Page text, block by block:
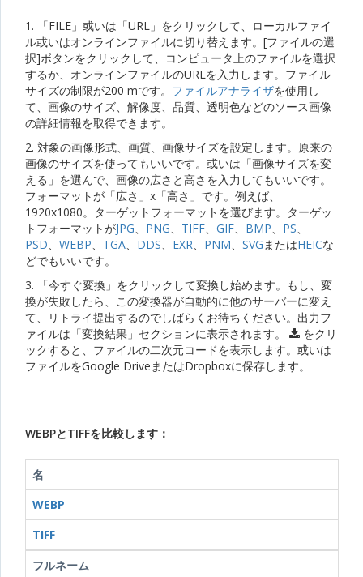
1. 「FILE」或いは「URL」をクリックして、ローカルファイ
ル或いはオンラインファイルに切り替えます。[ファイルの選
択]ボタンをクリックして、コンピュータ上のファイルを選択
するか、オンラインファイルのURLを入力します。ファイル
サイズの制限が200 mです。 ファイルアナライザを使用し
て、画像のサイズ、解像度、品質、透明色などのソース画像
の詳細情報を取得できます。
2. 対象の画像形式、画質、画像サイズを設定します。原来の
画像のサイズを使ってもいいです。或いは「画像サイズを変
える」を選んで、画像の広さと高さを入力してもいいです。
フォーマットが「広さ」x「高さ」です。例えば、
1920x1080。ターゲットフォーマットを選びます。ターゲッ
トフォーマットがJPG、 PNG、 TIFF、 GIF、 BMP、 PS、
PSD、 WEBP、 TGA、 DDS、 EXR、 PNM、 SVGまたはHEICな
どでもいいです。
3. 「今すぐ変換」をクリックして変換し始めます。もし、変
換が失敗したら、この変換器が自動的に他のサーバーに変え
て、リトライ提出するのでしばらくお待ちください。出力フ
ァイルは「変換結果」セクションに表示されます。
をクリ
ックすると、ファイルの二次元コードを表示します。或いは
ファイルをGoogle DriveまたはDropboxに保存します。
WEBPとTIFFを比較します：
名
WEBP
TIFF
フルネーム